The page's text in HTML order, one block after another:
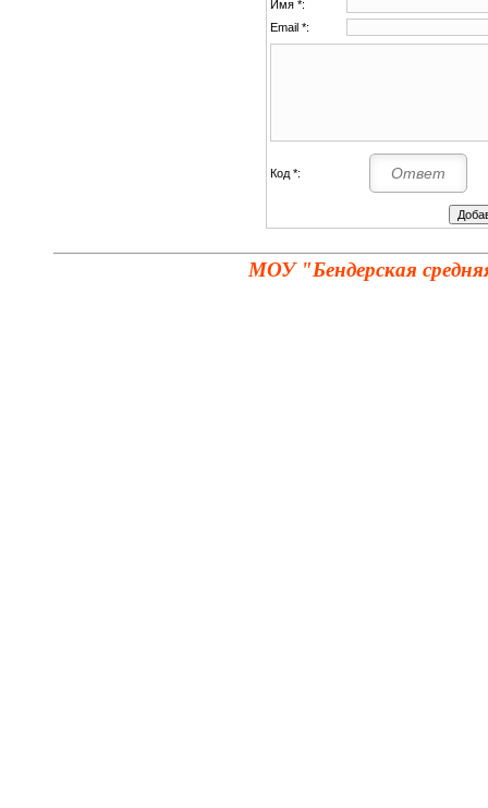
Имя *:
Email *:
Код *:
МОУ "Бендерская